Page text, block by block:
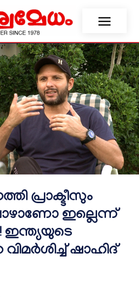
പ്രാക്ടീസും
ഇല്ലെന്ന്
ഇന്ത്യയുടെ
വിമര്‍ശിച്ച് ഷാഹിദ്